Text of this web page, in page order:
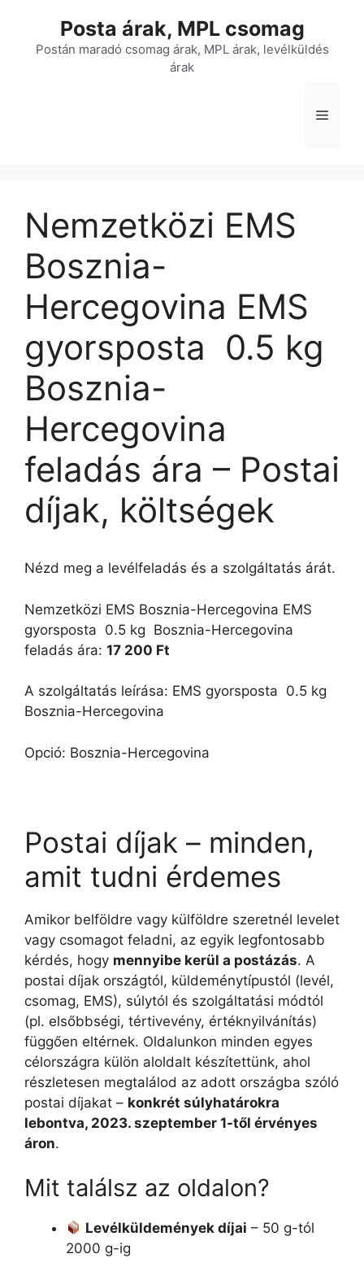
tartalomba
Posta árak, MPL csomag
Postán maradó csomag árak, MPL árak, levélküldés
árak
Menü
Nemzetközi EMS
Bosznia-
Hercegovina EMS
gyorsposta  0.5 kg 
Bosznia-
Hercegovina
feladás ára – Postai
díjak, költségek
Nézd meg a levélfeladás és a szolgáltatás árát.
Nemzetközi EMS Bosznia-Hercegovina EMS
gyorsposta  0.5 kg  Bosznia-Hercegovina
feladás ára: 17 200 Ft
A szolgáltatás leírása: EMS gyorsposta  0.5 kg 
Bosznia-Hercegovina
Opció: Bosznia-Hercegovina
Postai díjak – minden,
amit tudni érdemes
Amikor belföldre vagy külföldre szeretnél levelet
vagy csomagot feladni, az egyik legfontosabb
kérdés, hogy mennyibe kerül a postázás. A
postai díjak országtól, küldeménytípustól (levél,
csomag, EMS), súlytól és szolgáltatási módtól
(pl. elsőbbségi, tértivevény, értéknyilvánítás)
függően eltérnek. Oldalunkon minden egyes
célországra külön aloldalt készítettünk, ahol
részletesen megtalálod az adott országba szóló
postai díjakat – konkrét súlyhatárokra
lebontva, 2023. szeptember 1-től érvényes
áron.
Mit találsz az oldalon?
Levélküldemények díjai – 50 g-tól
2000 g-ig